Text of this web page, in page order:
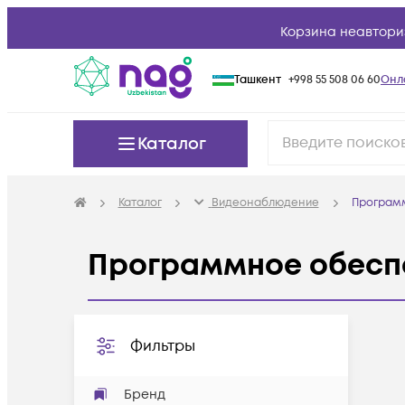
Корзина
Ташкент +998 55 508 06 60
Каталог
Каталог Видеонаблюдение
Программное
Фильтры
Бренд